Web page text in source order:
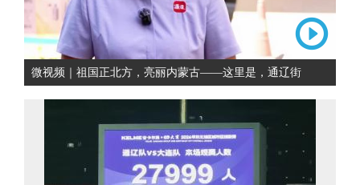
微视频｜祖国正北方，亮丽内蒙古——这里是，通辽街